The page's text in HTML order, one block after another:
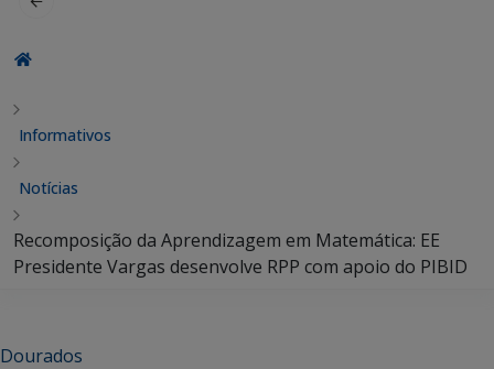
Informativos
Notícias
Recomposição da Aprendizagem em Matemática: EE
Presidente Vargas desenvolve RPP com apoio do PIBID
Dourados